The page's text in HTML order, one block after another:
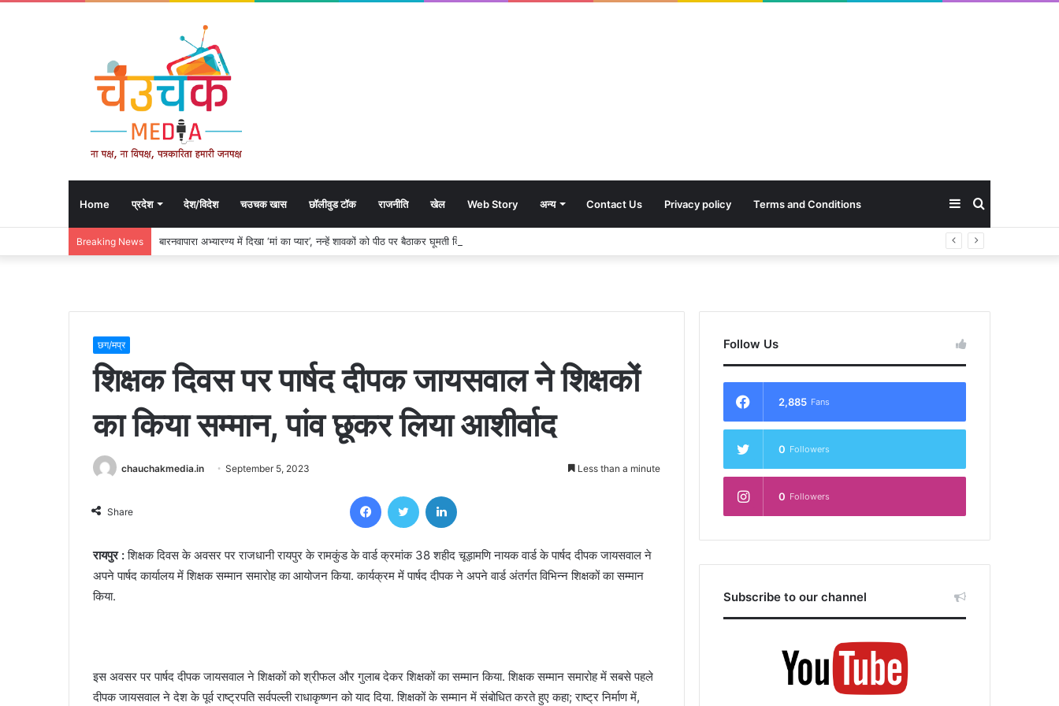
Home प्रदेश देश/विदेश चउचक खास छॉलीवुड टॉक राजनीति खेल Web Story अन्य Contact Us Privacy policy Terms and Conditions
for
Sidebar
Breaking News बारनवापारा अभ्यारण्य में दिखा ‘मां का प्यार’, नन्हें शावकों को पीठ पर बैठाकर घूमती दिखी मादा भालू
छग/मप्र
शिक्षक दिवस पर पार्षद दीपक जायसवाल ने शिक्षकों
का किया सम्मान, पांव छूकर लिया आशीर्वाद
chauchakmedia.in September 5, 2023 Less than a minute
Share
FacebookTwitter
रायपुर :शिक्षक दिवस के अवसर पर राजधानी रायपुर के रामकुंड के वार्ड क्रमांक 38 शहीद चूड़ामणि नायक वार्ड के पार्षद दीपक जायसवाल ने
अपने पार्षद कार्यालय में शिक्षक सम्मान समारोह का आयोजन किया. कार्यक्रम में पार्षद दीपक ने अपने वार्ड अंतर्गत विभिन्न शिक्षकों का सम्मान
किया.
इस अवसर पर पार्षद दीपक जायसवाल ने शिक्षकों को श्रीफल और गुलाब देकर शिक्षकों का सम्मान किया. शिक्षक सम्मान समारोह में सबसे पहले
दीपक जायसवाल ने देश के पूर्व राष्ट्रपति सर्वपल्ली राधाकृष्णन को याद दिया. शिक्षकों के सम्मान में संबोधित करते हुए कहा; राष्ट्र निर्माण में,
Follow Us
2,885 Fans
0 Followers
0 Followers
Subscribe to our channel